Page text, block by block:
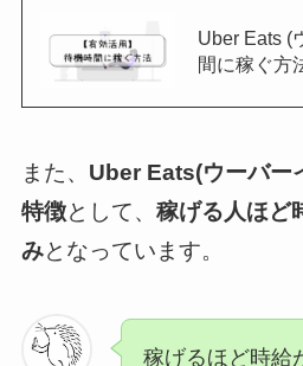
Uber Eats (
間に稼ぐ方
また、 Uber Eats(ウーバー
特徴として、 稼げる人ほど
みとなっています。
稼げるほど時給